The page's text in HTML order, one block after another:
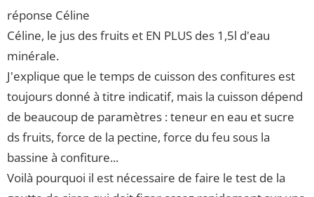
réponse Céline
Céline, le jus des fruits et EN PLUS des 1,5l d'eau
minérale.
J'explique que le temps de cuisson des confitures est
toujours donné à titre indicatif, mais la cuisson dépend
de beaucoup de paramètres : teneur en eau et sucre
ds fruits, force de la pectine, force du feu sous la
bassine à confiture...
Voilà pourquoi il est nécessaire de faire le test de la